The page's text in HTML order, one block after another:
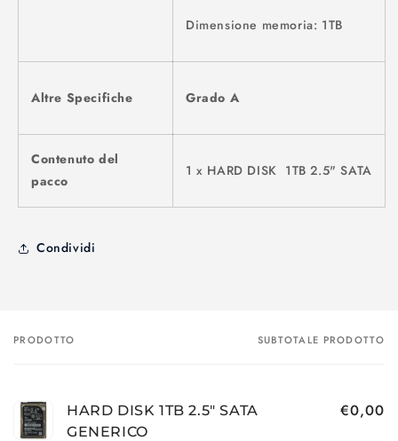
Dimensione memoria: 1TB
Altre Specifiche Grado A
Contenuto del
pacco
1 x HARD DISK 1TB 2.5" SATA
Condividi
Il
PRODOTTO SUBTOTALE PRODOTTO
HARD DISK 1TB 2.5" SATA
GENERICO
€0,00